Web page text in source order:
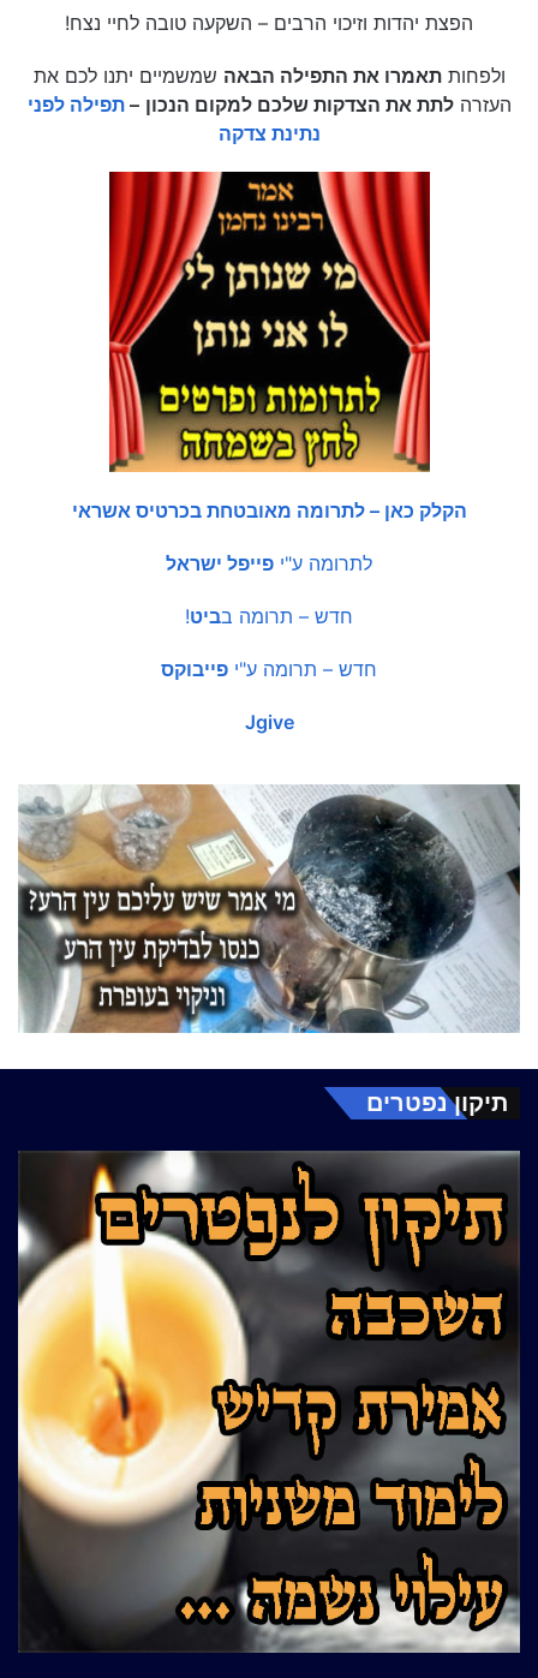
הפצת יהדות וזיכוי הרבים – השקעה טובה לחיי נצח!
ולפחותתאמרו את התפילה הבאה שמשמיים יתנו לכם את
העזרהלתת את הצדקות שלכם למקום הנכון –תפילה לפני
נתינת צדקה
הקלק כאן – לתרומה מאובטחת בכרטיס אשראי
לתרומה ע"י פייפל ישראל
חדש – תרומה בביט!
חדש – תרומה ע"י פייבוקס
Jgive
תיקון נפטרים